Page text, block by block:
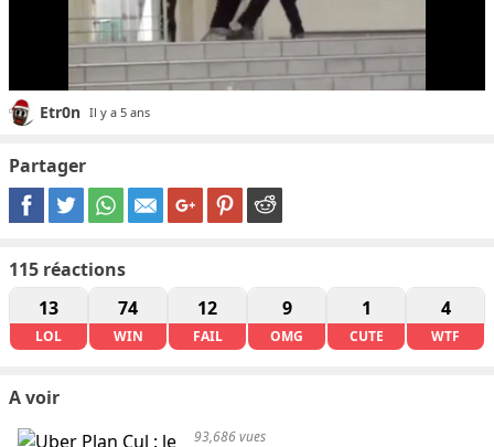
Etr0n Il y a 5 ans
Partager
115 réactions
13
LOL
74
WIN
12
FAIL
9
OMG
1
CUTE
4
WTF
A voir
93,686 vues